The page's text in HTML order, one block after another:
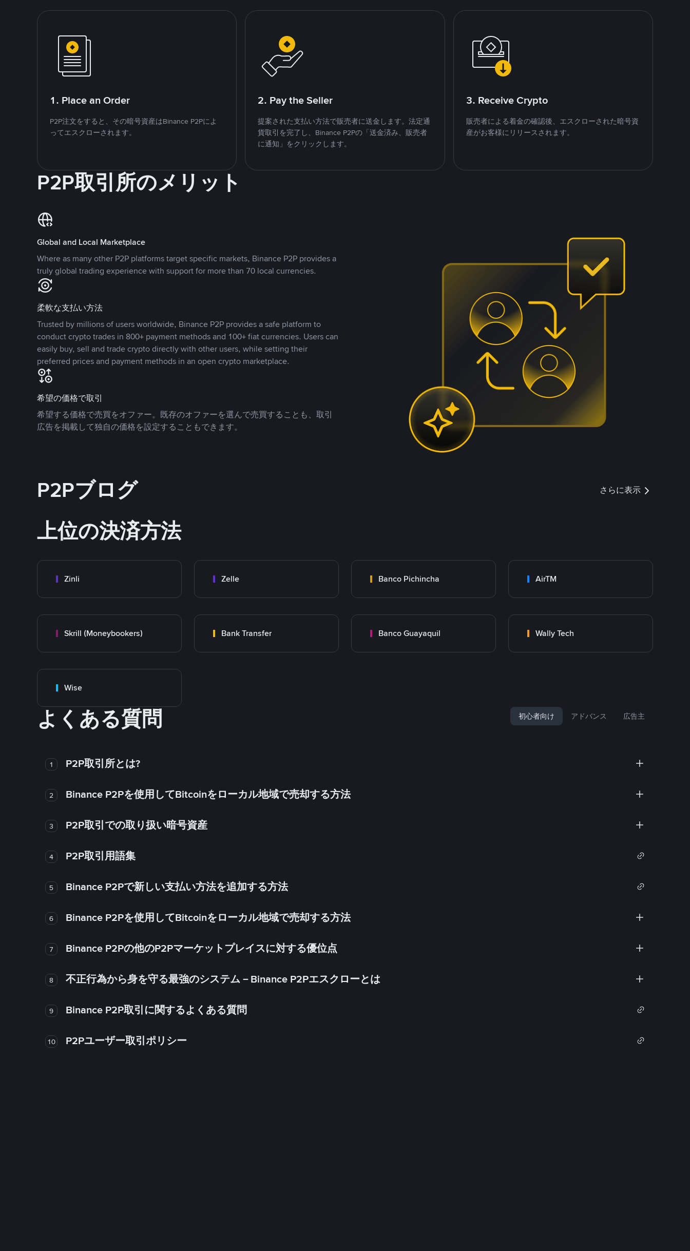
1. Place an Order
P2P注文をすると、その暗号資産はBinance P2Pによ
ってエスクローされます。
2. Pay the Seller
提案された支払い方法で販売者に送金します。法定通
貨取引を完了し、Binance P2Pの「送金済み、販売者
に通知」をクリックします。
3. Receive Crypto
販売者による着金の確認後、エスクローされた暗号資
産がお客様にリリースされます。
P2P取引所のメリット
Global and Local Marketplace
Where as many other P2P platforms target specific markets, Binance P2P provides a
truly global trading experience with support for more than 70 local currencies.
柔軟な支払い方法
Trusted by millions of users worldwide, Binance P2P provides a safe platform to
conduct crypto trades in 800+ payment methods and 100+ fiat currencies. Users can
easily buy, sell and trade crypto directly with other users, while setting their
preferred prices and payment methods in an open crypto marketplace.
希望の価格で取引
希望する価格で売買をオファー。既存のオファーを選んで売買することも、取引
広告を掲載して独自の価格を設定することもできます。
P2Pブログ さらに表示
上位の決済方法
Zinli Zelle Banco Pichincha AirTM
Skrill (Moneybookers) Bank Transfer Banco Guayaquil Wally Tech
Wise
よくある質問 初心者向け アドバンス 広告主
1 P2P取引所とは?
2 Binance P2Pを使用してBitcoinをローカル地域で売却する方法
3 P2P取引での取り扱い暗号資産
4 P2P取引用語集
5 Binance P2Pで新しい支払い方法を追加する方法
6 Binance P2Pを使用してBitcoinをローカル地域で売却する方法
7 Binance P2Pの他のP2Pマーケットプレイスに対する優位点
8 不正行為から身を守る最強のシステム－Binance P2Pエスクローとは
9 Binance P2P取引に関するよくある質問
10 P2Pユーザー取引ポリシー